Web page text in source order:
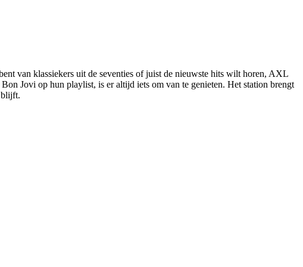
van klassiekers uit de seventies of juist de nieuwste hits wilt horen, AXL
Jovi op hun playlist, is er altijd iets om van te genieten. Het station brengt
blijft.